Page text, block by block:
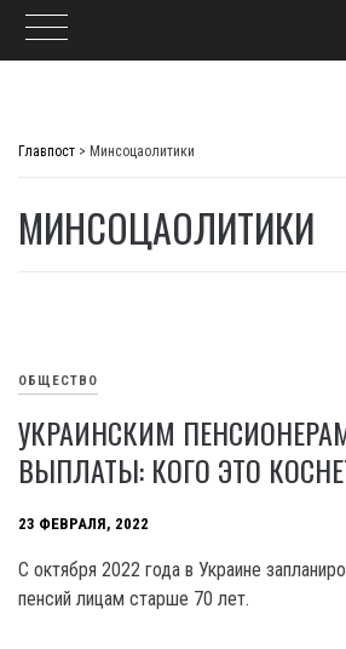
Главпост > Минсоцаолитики
МИНСОЦАОЛИТИКИ
ОБЩЕСТВО
УКРАИНСКИМ
ВЫПЛАТЫ: КОГО ЭТО
23 ФЕВРАЛЯ, 2022
С октября 2022 года в Украине
пенсий лицам старше 70 лет.